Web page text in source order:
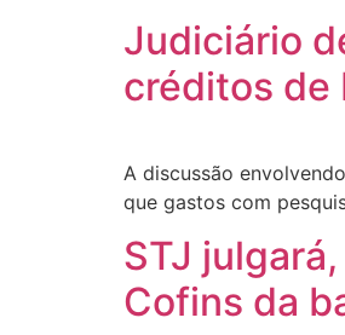
Judiciário
créditos de
A discussão
que gastos com
STJ
Cofins da